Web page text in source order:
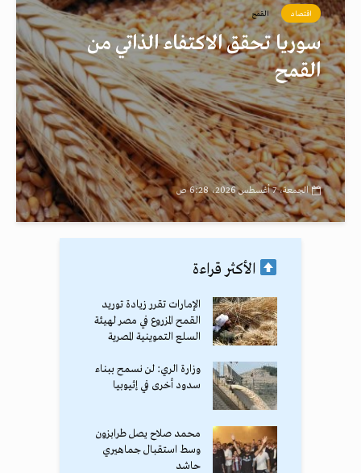
اقتصاد القمح
سوريا تحقق الاكتفاء الذاتي من
القمح
الجمعة، 7 أغسطس 2026، 6:28 ص
الأكثر قراءة
الإمارات تقرر زيادة توريد
القمح المزروع في مصر لهيئة
السلع التموينية المصرية
وزارة الري: لن نسمح ببناء
سدود أخرى في إثيوبيا
محمد صلاح يصل طرابزون
وسط استقبال جماهيري
حاشد